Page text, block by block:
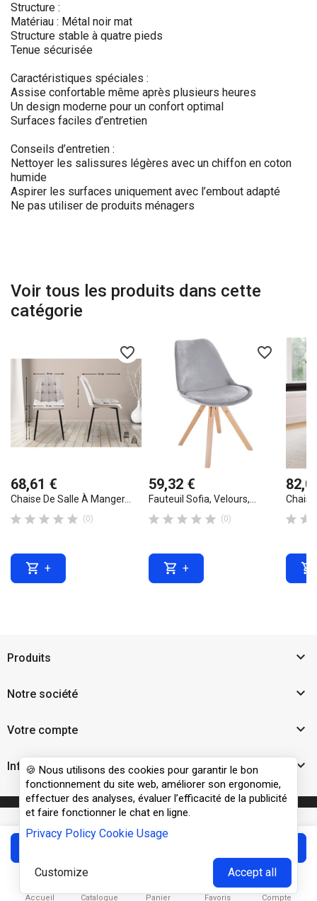
Structure :
Matériau : Métal noir mat
Structure stable à quatre pieds
Tenue sécurisée
Caractéristiques spéciales :
Assise confortable même après plusieurs heures
Un design moderne pour un confort optimal
Surfaces faciles d’entretien
Conseils d’entretien :
Nettoyer les salissures légères avec un chiffon en coton
humide
Aspirer les surfaces uniquement avec l’embout adapté
Ne pas utiliser de produits ménagers
Voir tous les produits dans cette
catégorie
favorite_border
68,61 €
Chaise De Salle À Manger...
     (0)
 +
favorite_border
59,32 €
Fauteuil Sofia, Velours,...
     (0)
 +
 

Produits 
Notre société 
Votre compte 
Informations 
🍪 Nous utilisons des cookies pour garantir le bon
fonctionnement du site web, améliorer son ergonomie,
effectuer des analyses, évaluer l’efficacité de la publicité
et faire fonctionner le chat en ligne.
Privacy Policy Cookie Usage
Customize Accept all
Accueil Catalogue Panier

Favoris Compte